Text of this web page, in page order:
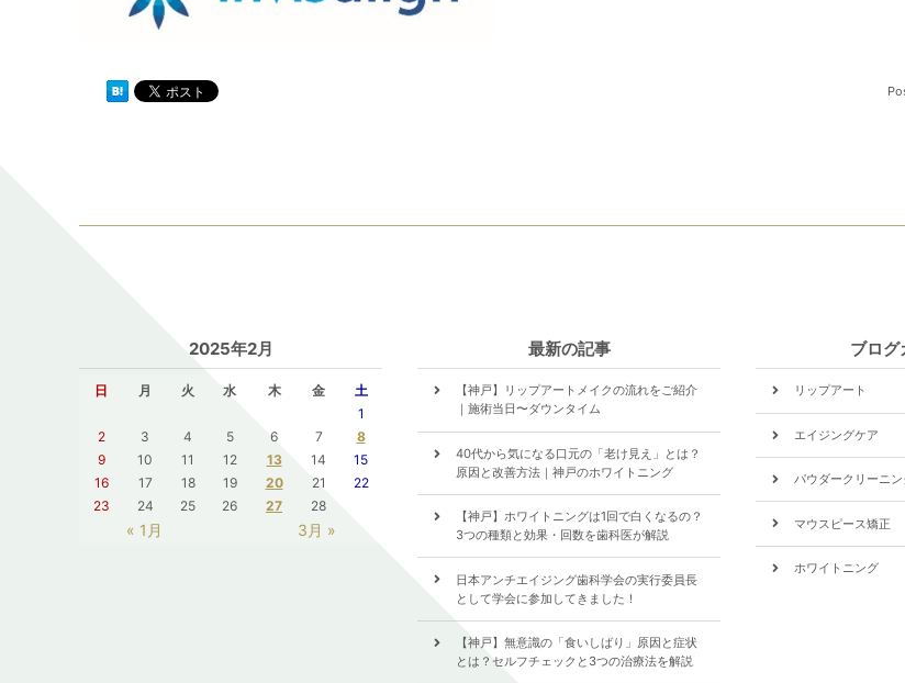
2025年2月
日 月 火 水 木 金 土
« 1月 3月 »
1
2
3 4 5 6 7
8
9
10 11 12 13 14
15
16
17 18 19 20 21
22
23
24 25 26 27 28
最新の記事
【神戸】リップアートメイクの流れをご紹介
｜施術当日〜ダウンタイム
40代から気になる口元の「老け見え」とは？
原因と改善方法｜神戸のホワイトニング
【神戸】ホワイトニングは1回で白くなるの？
3つの種類と効果・回数を歯科医が解説
日本アンチエイジング歯科学会の実行委員長
として学会に参加してきました！
【神戸】無意識の「食いしばり」原因と症状
とは？セルフチェックと3つの治療法を解説
ブログ
リップアート
エイジングケア
パウダークリーニ
マウスピース矯正
ホワイトニング